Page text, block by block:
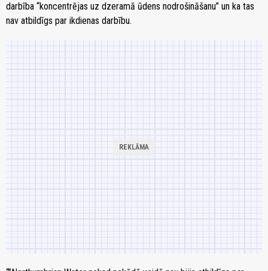
darbība “koncentrējas uz dzeramā ūdens nodrošināšanu” un ka tas
nav atbildīgs par ikdienas darbību.